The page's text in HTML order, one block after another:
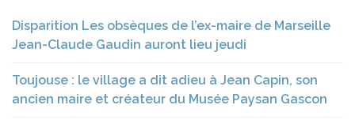
Disparition Les obsèques de l’ex-maire de Marseille
Jean-Claude Gaudin auront lieu jeudi
Toujouse : le village a dit adieu à Jean Capin, son
ancien maire et créateur du Musée Paysan Gascon